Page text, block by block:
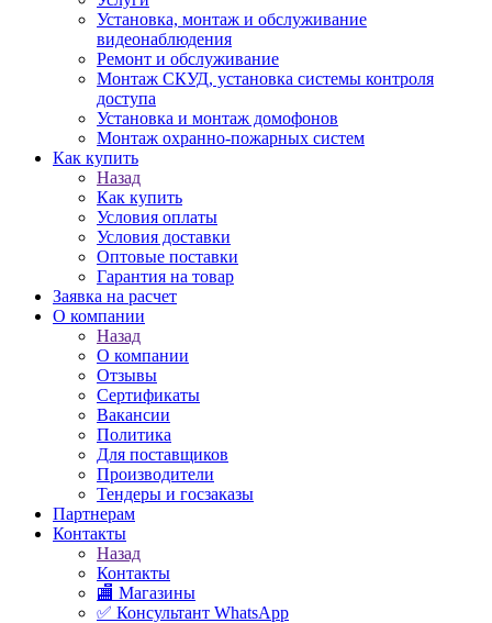
Установка, монтаж и обслуживание
видеонаблюдения
Ремонт и обслуживание
Монтаж СКУД, установка системы контроля
доступа
Установка и монтаж домофонов
Монтаж охранно-пожарных систем
Как купить
Назад
Как купить
Условия оплаты
Условия доставки
Оптовые поставки
Гарантия на товар
Заявка на расчет
О компании
Назад
О компании
Отзывы
Сертификаты
Вакансии
Политика
Для поставщиков
Производители
Тендеры и госзаказы
Партнерам
Контакты
Назад
Контакты
🏬 Магазины
✅️ Консультант WhatsApp